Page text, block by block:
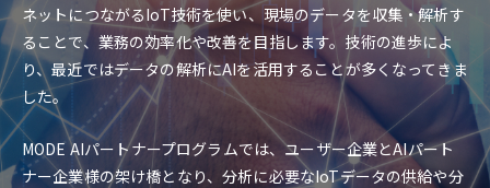
ネットにつながるIoT技術を使い、現場のデータを収集・解析す
ることで、業務の効率化や改善を目指します。技術の進歩によ
り、最近ではデータの解析にAIを活用することが多くなってきま
した。
MODE AIパートナープログラムでは、ユーザー企業とAIパート
ナー企業様の架け橋となり、分析に必要なIoTデータの供給や分